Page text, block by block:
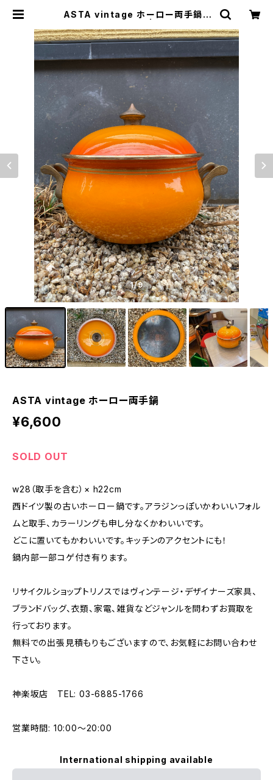
ASTA vintage ホーロー両手鍋 |
のリサイクルショップ・古着
1/9
ASTA vintage ホーロー両手鍋
¥6,600
SOLD OUT
w28（取手を含む）× h22cm
西ドイツ製の古いホーロー鍋です。アラジンっぽいかわいいフォル
ムと取手、カラーリングも申し分なくかわいいです。
どこに置いてもかわいいです。キッチンのアクセントにも！
鍋内部一部コゲ付き有ります。
リサイクルショップトリノスではヴィンテージ・デザイナーズ家具、
ブランドバッグ、衣類、家電、雑貨などジャンルを問わずお買取を
行っております。
無料での出張見積もりもございますので、お気軽にお問い合わせ
下さい。
神楽坂店 TEL: 03-6885-1766
営業時間: 10:00〜20:00
International shipping available